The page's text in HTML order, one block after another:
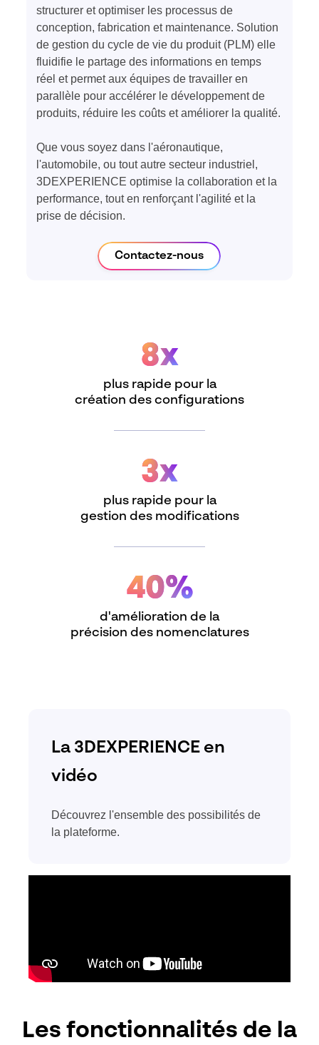
structurer et optimiser les processus de
conception, fabrication et maintenance. Solution
de gestion du cycle de vie du produit (PLM) elle
fluidifie le partage des informations en temps
réel et permet aux équipes de travailler en
parallèle pour accélérer le développement de
produits, réduire les coûts et améliorer la qualité.
Que vous soyez dans l'aéronautique,
l'automobile, ou tout autre secteur industriel,
3DEXPERIENCE optimise la collaboration et la
performance, tout en renforçant l'agilité et la
prise de décision.
Contactez-nous
8x
plus rapide pour la
création des configurations
3x
plus rapide pour la
gestion des modifications
40%
d'amélioration de la
précision des nomenclatures
La 3DEXPERIENCE en
vidéo
Découvrez l'ensemble des possibilités de
la plateforme.
Les fonctionnalités de la